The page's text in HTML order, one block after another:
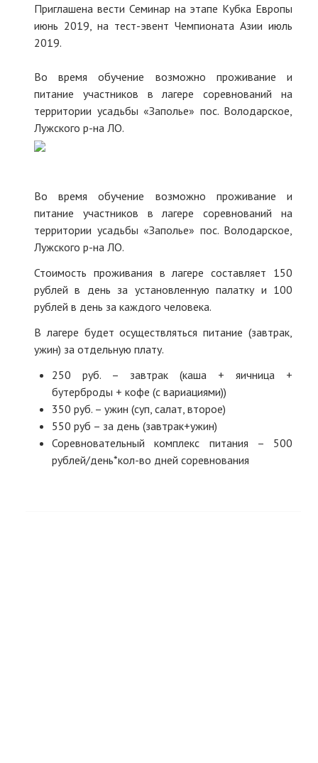
Приглашена вести Семинар на этапе Кубка Европы
июнь 2019, на тест-эвент Чемпионата Азии июль
2019.
Во время обучение возможно проживание и
питание участников в лагере соревнований на
территории усадьбы «Заполье» пос. Володарское,
Лужского р-на ЛО.
Во время обучение возможно проживание и
питание участников в лагере соревнований на
территории усадьбы «Заполье» пос. Володарское,
Лужского р-на ЛО.
Стоимость проживания в лагере составляет 150
рублей в день за установленную палатку и 100
рублей в день за каждого человека.
В лагере будет осуществляться питание (завтрак,
ужин) за отдельную плату.
250 руб. – завтрак (каша + яичница +
бутерброды + кофе (с вариациями))
350 руб. – ужин (суп, салат, второе)
550 руб – за день (завтрак+ужин)
Соревновательный комплекс питания – 500
рублей/день*кол-во дней соревнования